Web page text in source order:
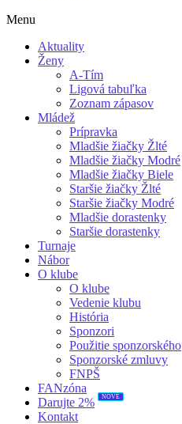
Menu
Aktuality
Ženy
A-Tím
Ligová tabuľka
Zoznam zápasov
Mládež
Prípravka
Mladšie žiačky Žlté
Mladšie žiačky Modré
Mladšie žiačky Biele
Staršie žiačky Žlté
Staršie žiačky Modré
Mladšie dorastenky
Staršie dorastenky
Turnaje
Nábor
O klube
O klube
Vedenie klubu
História
Sponzori
Použitie sponzorského
Sponzorské zmluvy
FNPŠ
FANzóna
Darujte 2%
NOVÉ
Kontakt